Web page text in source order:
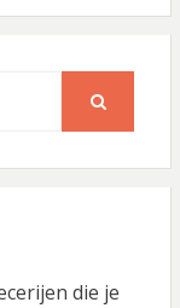
die je